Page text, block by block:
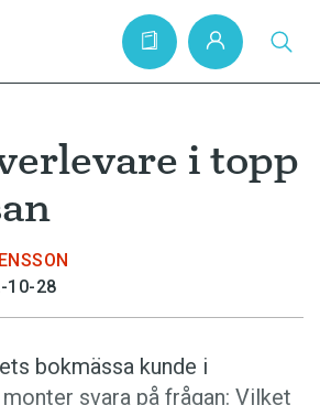
i topp
10-28
bokmässa kunde i
svara på frågan: Vilket